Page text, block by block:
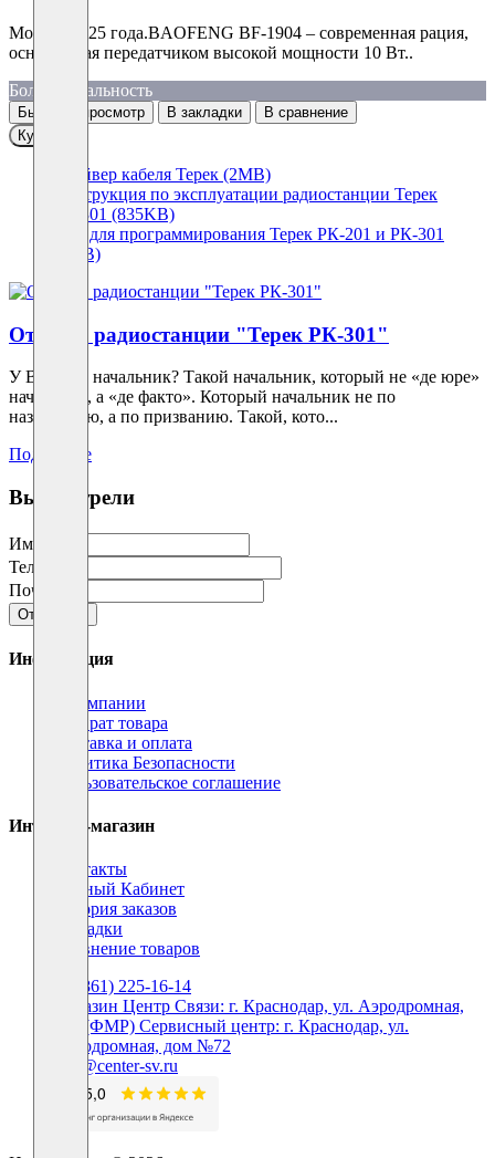
Модель 2025 года.BAOFENG BF-1904 – современная рация,
оснащенная передатчиком высокой мощности 10 Вт..
Большая дальность
Быстрый просмотр В закладки
В сравнение
Купить
Драйвер кабеля Терек (2MB)
Инструкция по эксплуатации радиостанции Терек
РК-301 (835KB)
CPS для программирования Терек РК-201 и РК-301
(2MB)
Отзыв о радиостанции "Терек РК-301"
У Вас есть начальник? Такой начальник, который не «де юре»
начальник, а «де факто». Который начальник не по
назначению, а по призванию. Такой, кото...
Подробнее
Вы смотрели
Имя
Телефон
Почта
Отправить
Информация
О компании
Возврат товара
Доставка и оплата
Политика Безопасности
Пользовательское соглашение
Интернет-магазин
Контакты
Личный Кабинет
История заказов
Закладки
Сравнение товаров
+7 (861) 225-16-14
Магазин Центр Связи: г. Краснодар, ул. Аэродромная,
160 (ФМР) Сервисный центр: г. Краснодар, ул.
Аэродромная, дом №72
info@center-sv.ru